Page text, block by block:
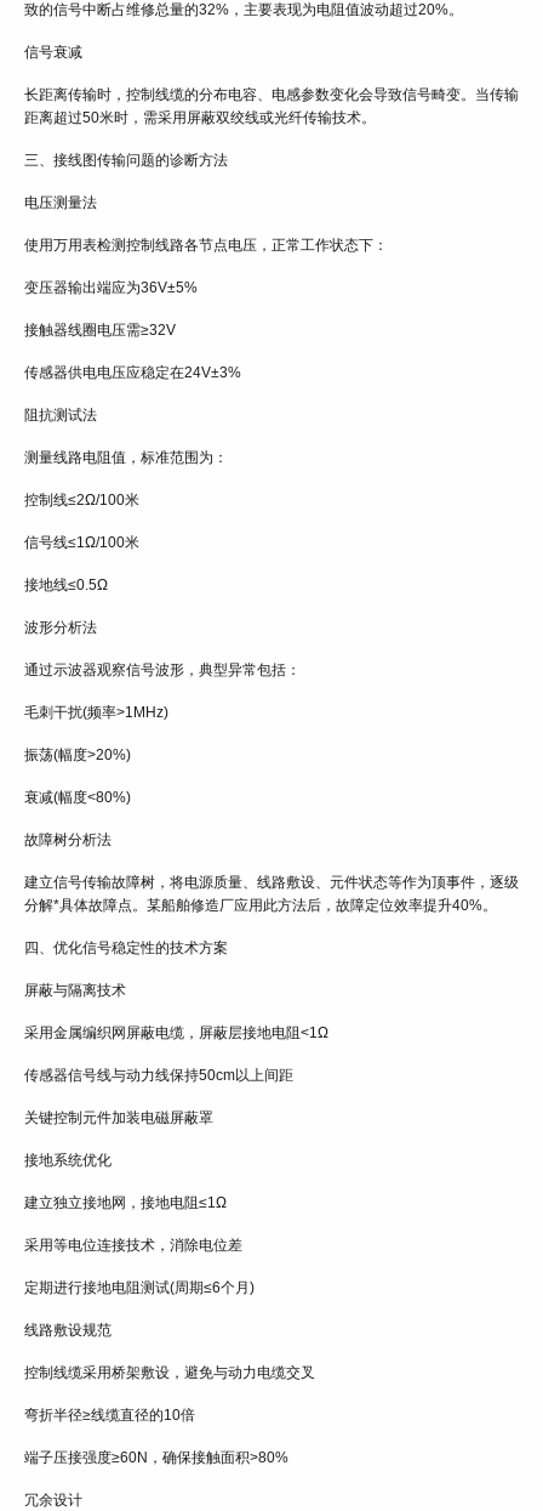
致的信号中断占维修总量的32%，主要表现为电阻值波动超过20%。
信号衰减
长距离传输时，控制线缆的分布电容、电感参数变化会导致信号畸变。当传输
距离超过50米时，需采用屏蔽双绞线或光纤传输技术。
三、接线图传输问题的诊断方法
电压测量法
使用万用表检测控制线路各节点电压，正常工作状态下：
变压器输出端应为36V±5%
接触器线圈电压需≥32V
传感器供电电压应稳定在24V±3%
阻抗测试法
测量线路电阻值，标准范围为：
控制线≤2Ω/100米
信号线≤1Ω/100米
接地线≤0.5Ω
波形分析法
通过示波器观察信号波形，典型异常包括：
毛刺干扰(频率>1MHz)
振荡(幅度>20%)
衰减(幅度<80%)
故障树分析法
建立信号传输故障树，将电源质量、线路敷设、元件状态等作为顶事件，逐级
分解*具体故障点。某船舶修造厂应用此方法后，故障定位效率提升40%。
四、优化信号稳定性的技术方案
屏蔽与隔离技术
采用金属编织网屏蔽电缆，屏蔽层接地电阻<1Ω
传感器信号线与动力线保持50cm以上间距
关键控制元件加装电磁屏蔽罩
接地系统优化
建立独立接地网，接地电阻≤1Ω
采用等电位连接技术，消除电位差
定期进行接地电阻测试(周期≤6个月)
线路敷设规范
控制线缆采用桥架敷设，避免与动力电缆交叉
弯折半径≥线缆直径的10倍
端子压接强度≥60N，确保接触面积>80%
冗余设计